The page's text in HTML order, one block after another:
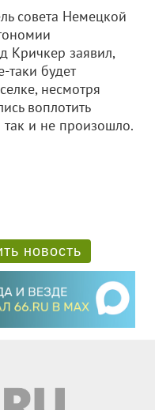
совета Немецкой
Кричкер заявил,
таки будет
несмотря
воплотить
так и не произошло.
новость